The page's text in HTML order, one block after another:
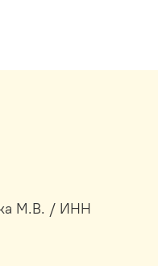
М.В. / ИНН